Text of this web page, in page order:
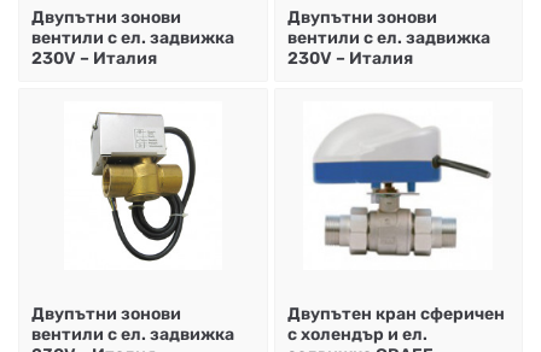
Двупътни зонови
вентили с ел. задвижка
230V – Италия
Двупътни зонови
вентили с ел. задвижка
230V – Италия
Двупътни зонови
вентили с ел. задвижка
Двупътен кран сферичен
с холендър и ел.